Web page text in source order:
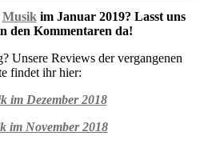
Musikim Januar 2019? Lasst uns
den Kommentaren da!
Unsere Reviews der vergangenen
findet ihr hier:
im Dezember 2018
im November 2018